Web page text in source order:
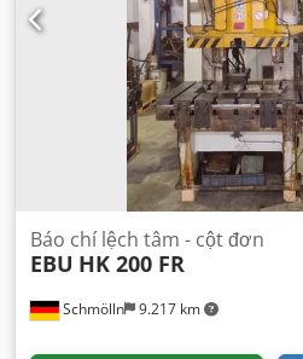
Schmölln 9.217 km
Báo chí lệch tâm - cột đơn
EBU HK 200 FR